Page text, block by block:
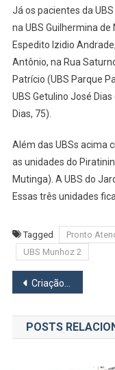
Já os pacientes da
na UBS Guilhermina
Espedito Izidio
Antônio, na Rua
Patrício (UBS Parque
UBS Getulino José
Dias, 75).
Além das UBSs acima
as unidades do
Mutinga). A UBS do
Essas três unidades
Tagged Pronto
UBS Munhoz 2
Navegação
de
Post
Criação de espaços para atendimento de TEA e TDAH é discutido pela Câmara Técnica de Educação do Cioeste
POSTS